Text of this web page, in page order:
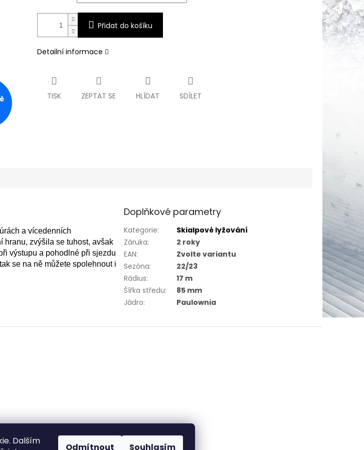
Dalším
Odmítnout Souhlasím
Přidat do košíku
Detailní informace
TISK ZEPTAT SE HLÍDAT SDÍLET
a vícedenních
hranu, zvýšila se tuhost, avšak
výstupu a pohodlné při sjezdu
se na ně můžete spolehnout i
Doplňkové parametry
Kategorie:
Skialpové lyžování
Záruka:
2 roky
EAN:
Zvolte variantu
Sezóna:
22/23
Rádius:
17 m
Šířka středu:
85 mm
Jádro: Paulownia